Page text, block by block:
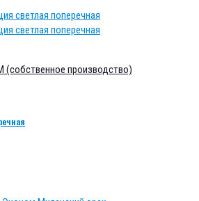
производство)